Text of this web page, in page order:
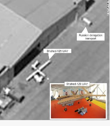
Bạn cần biết
Liên hệ quảng cáo